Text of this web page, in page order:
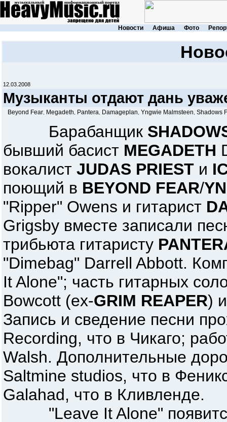
Новости Афиша Фото
12.03.2008
Музыканты отдают дань
Beyond Fear Megadeth Pantera Damageplan Yngwie Malmsteen Shadows
Барабанщик
бывший басист MEGADETH
вокалист JUDAS PRIEST и
поющий в BEYOND FEAR/
"Ripper" Owens и гитарист
Grigsby вместе записали
трибьюта гитаристу
"Dimebag" Darrell Abbott.
It Alone"; часть гитарных
Bowcott (ex-GRIM REAPER)
Запись и сведение песни
Recording, что в Чикаго;
Walsh. Дополнительные
Saltmine studios, что в
Galahad, что в Кливленде.
"Leave It Alone"